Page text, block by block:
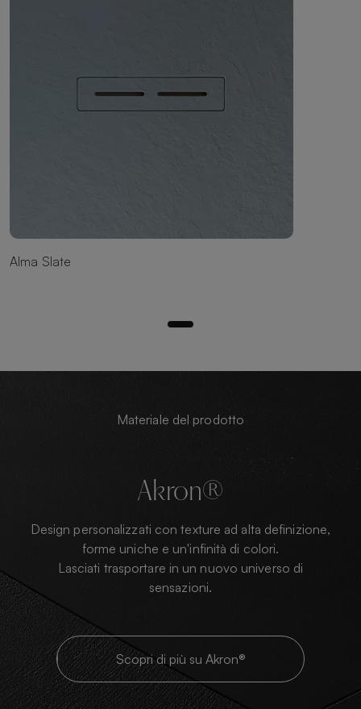
Alma Slate
Materiale del prodotto
Akron®
Design personalizzati con texture ad alta definizione,
forme uniche e un'infinità di colori.
Lasciati trasportare in un nuovo universo di
sensazioni.
Scopri di più su Akron®